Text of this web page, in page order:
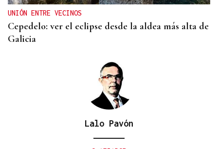
UNIÓN ENTRE VECINOS
Cepedelo: ver el eclipse desde la aldea más alta de
Galicia
Lalo Pavón